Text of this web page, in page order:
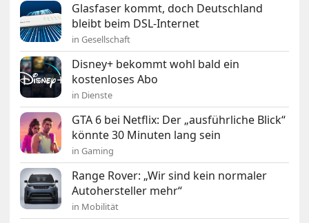
Glasfaser kommt, doch Deutschland
bleibt beim DSL-Internet
in Gesellschaft
Disney+ bekommt wohl bald ein
kostenloses Abo
in Dienste
GTA 6 bei Netflix: Der „ausführliche Blick“
könnte 30 Minuten lang sein
in Gaming
Range Rover: „Wir sind kein normaler
Autohersteller mehr“
in Mobilität